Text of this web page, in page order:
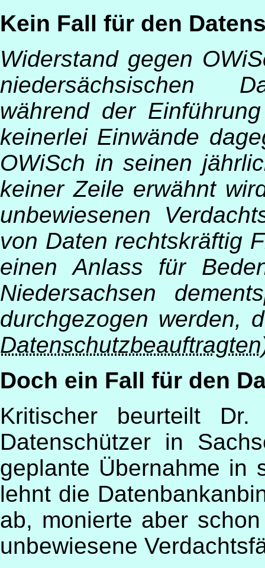
Kein Fall für den
Widerstand gegen
niedersächsischen
während der
keinerlei Einwände
OWiSch in seinen
keiner Zeile erwähnt
unbewiesenen
von Daten rechtskräftig
einen Anlass für
Niedersachsen
durchgezogen werden,
Doch ein Fall für den
Kritischer beurteilt
Datenschützer in
geplante Übernahme in
lehnt die
ab, monierte aber
unbewiesene